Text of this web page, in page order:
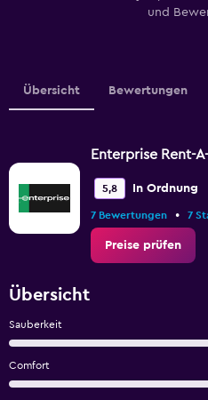
und
Übersicht Bewertungen
Enterprise Rent-
5,8 In Ordnung
7 Bewertungen • 7
Preise prüfen
Übersicht
Sauberkeit
Comfort